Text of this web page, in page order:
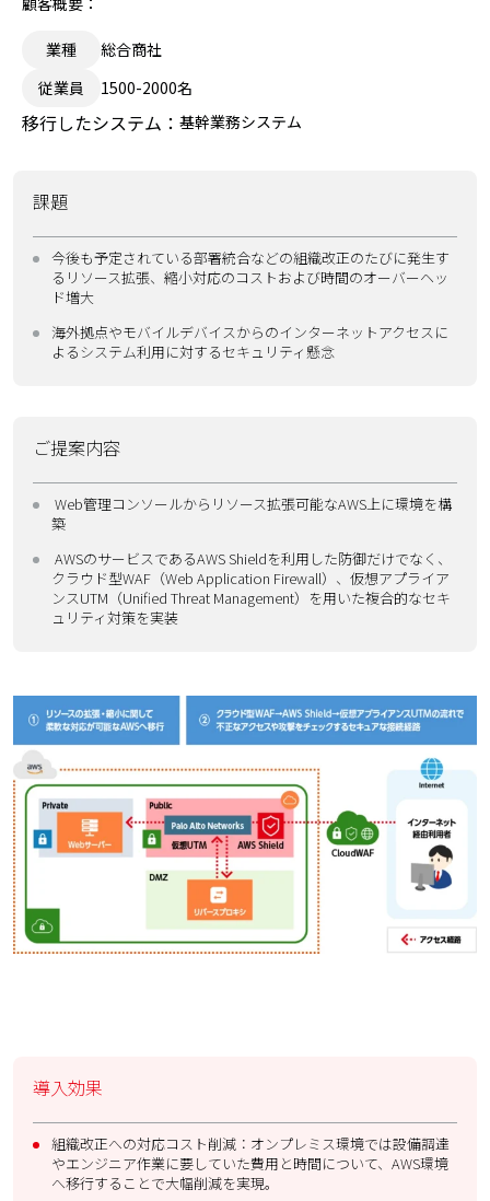
業種
総合商社
従業員
1500-2000名
移行したシステム： 基幹業務システム
課題
今後も予定されている部署統合などの組織改正のたびに発生す
るリソース拡張、縮小対応のコストおよび時間のオーバーヘッ
ド増大
海外拠点やモバイルデバイスからのインターネットアクセスに
よるシステム利用に対するセキュリティ懸念
ご提案内容
Web管理コンソールからリソース拡張可能なAWS上に環境を構
築
AWSのサービスであるAWS Shieldを利用した防御だけでなく、
クラウド型WAF（Web Application Firewall）、仮想アプライア
ンスUTM（Unified Threat Management）を用いた複合的なセキ
ュリティ対策を実装
導入効果
組織改正への対応コスト削減：オンプレミス環境では設備調達
やエンジニア作業に要していた費用と時間について、AWS環境
へ移行することで大幅削減を実現。